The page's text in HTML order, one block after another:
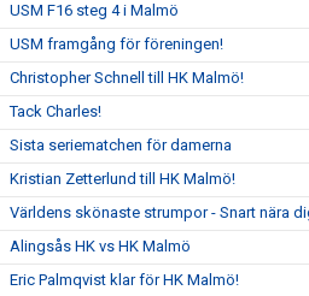
USM F16 steg 4 i Malmö
USM framgång för föreningen!
Christopher Schnell till HK Malmö!
Tack Charles!
Sista seriematchen för damerna
Kristian Zetterlund till HK Malmö!
Världens skönaste strumpor - Snart nära
Alingsås HK vs HK Malmö
Eric Palmqvist klar för HK Malmö!